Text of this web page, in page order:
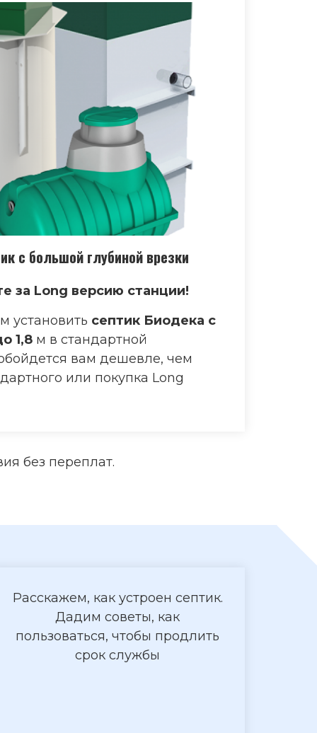
с большой глубиной врезки
за Long версию станции!
установить септик Биодека с
1,8 м в стандартной
вам дешевле, чем
или покупка Long
без переплат.
Расскажем, как устроен септик.
Дадим советы, как
пользоваться, чтобы продлить
срок службы